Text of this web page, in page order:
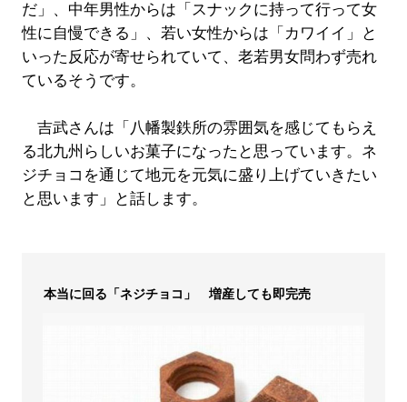
だ」、中年男性からは「スナックに持って行って女
性に自慢できる」、若い女性からは「カワイイ」と
いった反応が寄せられていて、老若男女問わず売れ
ているそうです。
吉武さんは「八幡製鉄所の雰囲気を感じてもらえ
る北九州らしいお菓子になったと思っています。ネ
ジチョコを通じて地元を元気に盛り上げていきたい
と思います」と話します。
本当に回る「ネジチョコ」 増産しても即完売